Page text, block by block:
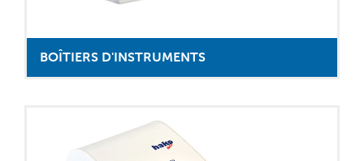
BOÎTIERS D'INSTRUMENTS